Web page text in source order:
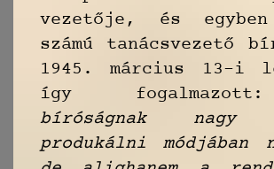
vezetője, és
számú tanácsvezető
1945. március 13-i
így
bíróságnak nagy
produkálni módjában